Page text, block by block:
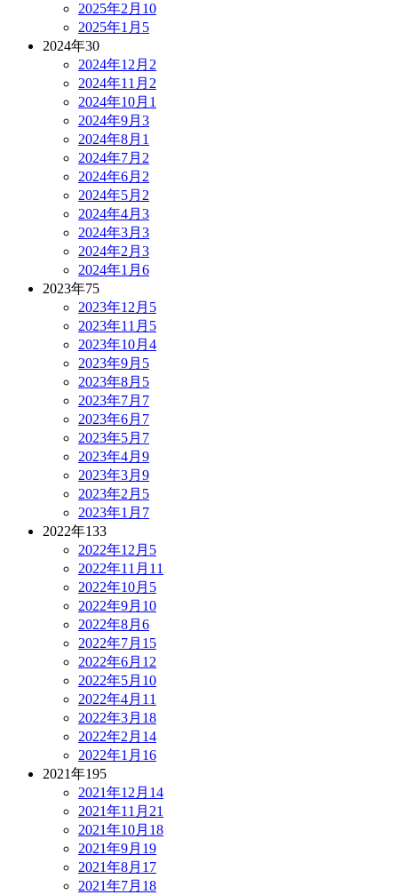
2025年2月 10
2025年1月 5
2024年30
2024年12月 2
2024年11月 2
2024年10月 1
2024年9月 3
2024年8月 1
2024年7月 2
2024年6月 2
2024年5月 2
2024年4月 3
2024年3月 3
2024年2月 3
2024年1月 6
2023年75
2023年12月 5
2023年11月 5
2023年10月 4
2023年9月 5
2023年8月 5
2023年7月 7
2023年6月 7
2023年5月 7
2023年4月 9
2023年3月 9
2023年2月 5
2023年1月 7
2022年133
2022年12月 5
2022年11月 11
2022年10月 5
2022年9月 10
2022年8月 6
2022年7月 15
2022年6月 12
2022年5月 10
2022年4月 11
2022年3月 18
2022年2月 14
2022年1月 16
2021年195
2021年12月 14
2021年11月 21
2021年10月 18
2021年9月 19
2021年8月 17
2021年7月 18